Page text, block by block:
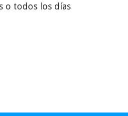
o todos los días